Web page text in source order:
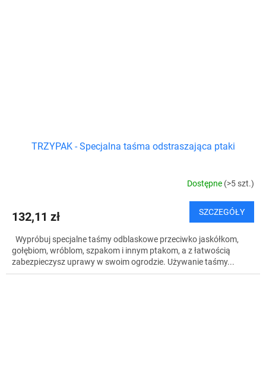
TRZYPAK - Specjalna taśma odstraszająca ptaki
Dostępne (>5 szt.)
132,11 zł SZCZEGÓŁY
Wypróbuj specjalne taśmy odblaskowe przeciwko jaskółkom,
gołębiom, wróblom, szpakom i innym ptakom, a z łatwością
zabezpieczysz uprawy w swoim ogrodzie. Używanie taśmy...